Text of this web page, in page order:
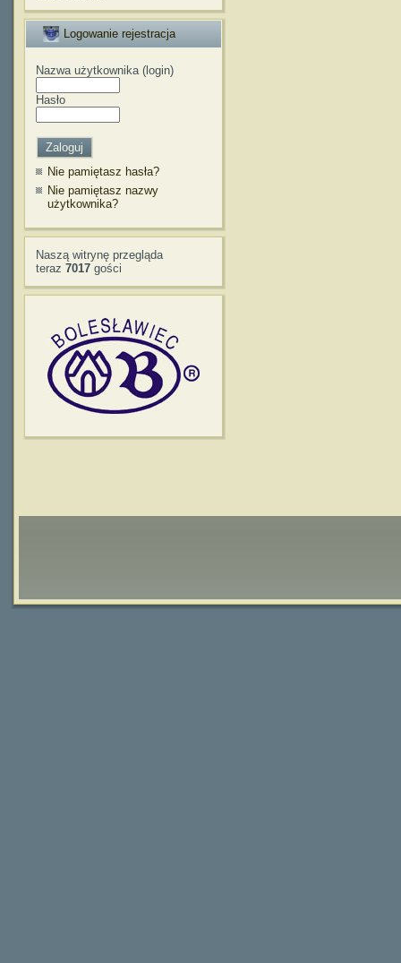
Logowanie rejestracja
Nazwa użytkownika (login)
Hasło
Nie pamiętasz hasła?
Nie pamiętasz nazwy
użytkownika?
Naszą witrynę przegląda
teraz 7017 gości